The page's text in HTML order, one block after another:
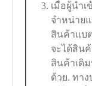
เมื่อผู้นำ
จำหน่าย
สินค้าแบ
จะได้สิน
สินค้าเดิ
ด้วย. ทา